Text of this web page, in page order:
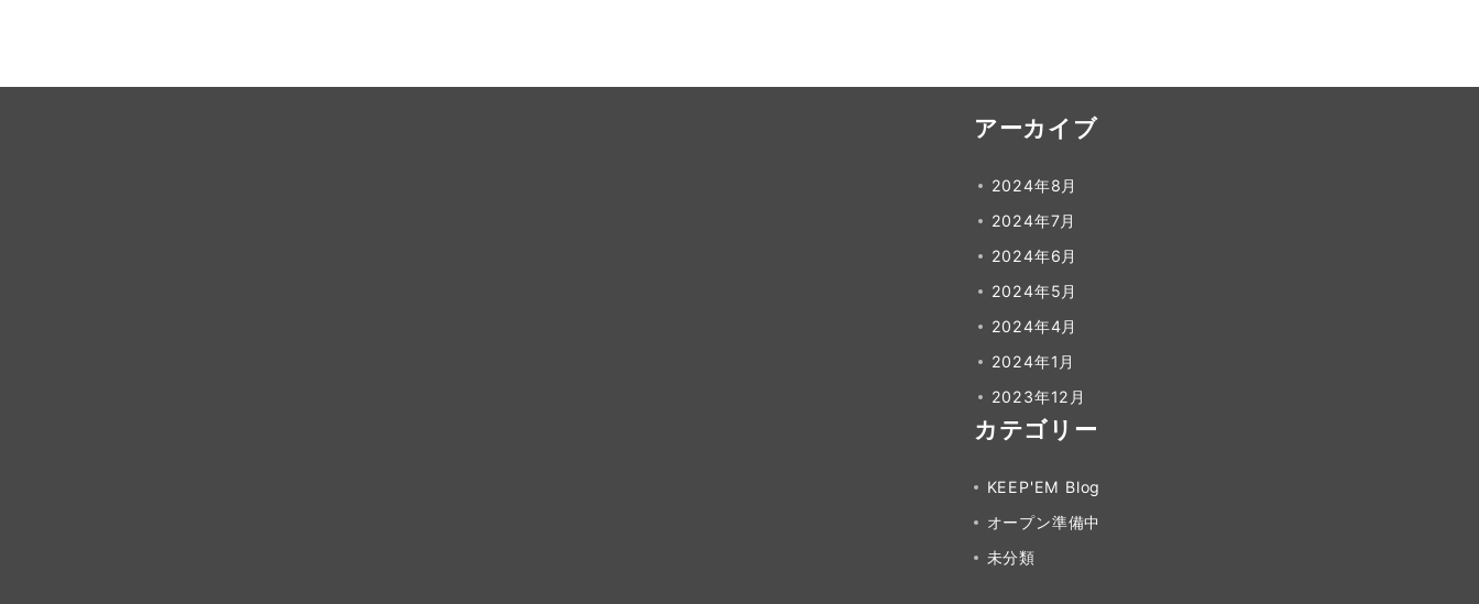
アーカイブ
2024年8月
2024年7月
2024年6月
2024年5月
2024年4月
2024年1月
2023年12月
カテゴリー
KEEP'EM Blog
オープン準備中
未分類